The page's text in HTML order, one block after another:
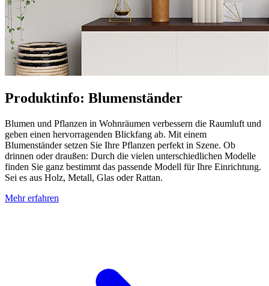
Produktinfo: Blumenständer
Blumen und Pflanzen in Wohnräumen verbessern die Raumluft und
geben einen hervorragenden Blickfang ab. Mit einem
Blumenständer setzen Sie Ihre Pflanzen perfekt in Szene. Ob
drinnen oder draußen: Durch die vielen unterschiedlichen Modelle
finden Sie ganz bestimmt das passende Modell für Ihre Einrichtung.
Sei es aus Holz, Metall, Glas oder Rattan.
Mehr erfahren